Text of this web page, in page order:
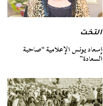
التخت
إسعاد يونس الإعلامية “صاحبة
السعادة”